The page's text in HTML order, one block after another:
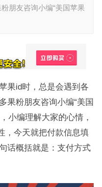
朋友咨询小编“美国苹果
果id时，总是会遇到各
果粉朋友咨询小编“美国
小编理解大家的心情，
，今天就把付款信息填
话概括就是：支付方式